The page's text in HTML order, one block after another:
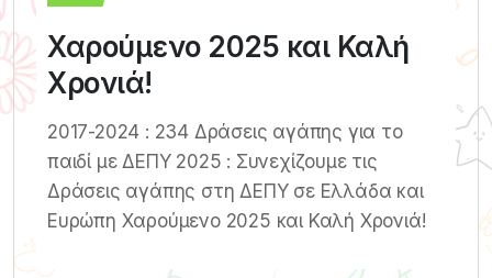
Χαρούμενο 2025 και Καλή
Χρονιά!
2017-2024 : 234 Δράσεις αγάπης για το
παιδί με ΔΕΠΥ 2025 : Συνεχίζουμε τις
Δράσεις αγάπης στη ΔΕΠΥ σε Ελλάδα και
Ευρώπη Χαρούμενο 2025 και Καλή Χρονιά!